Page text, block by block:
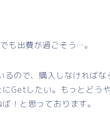
も出費が過ごそう…。
るので、購入しなければ
Getしたい。もっとどう
！と思っております。